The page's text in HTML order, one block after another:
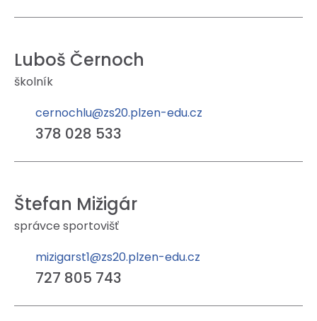
Luboš Černoch
školník
cernochlu@zs20.plzen-edu.cz
378 028 533
Štefan Mižigár
správce sportovišť
mizigarst1@zs20.plzen-edu.cz
727 805 743